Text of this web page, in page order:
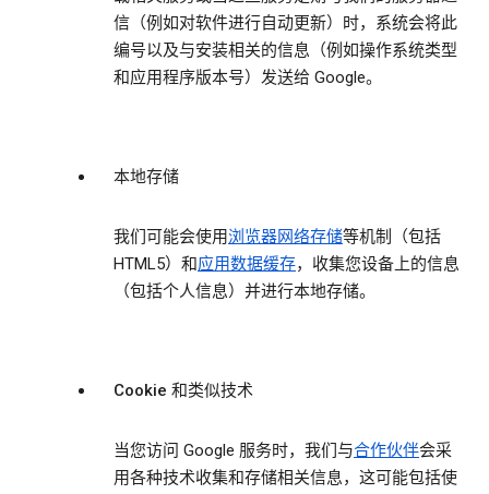
信（例如对软件进行自动更新）时，系统会将此
编号以及与安装相关的信息（例如操作系统类型
和应用程序版本号）发送给 Google。
本地存储
我们可能会使用浏览器网络存储等机制（包括
HTML5）和应用数据缓存，收集您设备上的信息
（包括个人信息）并进行本地存储。
Cookie 和类似技术
当您访问 Google 服务时，我们与合作伙伴会采
用各种技术收集和存储相关信息，这可能包括使